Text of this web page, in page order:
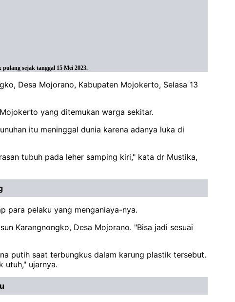
sejak tanggal 15 Mei 2023.
Desa Mojorano, Kabupaten Mojokerto, Selasa 13
yang ditemukan warga sekitar.
itu meninggal dunia karena adanya luka di
tubuh pada leher samping kiri," kata dr Mustika,
para pelaku yang menganiaya-nya.
Karangnongko, Desa Mojorano. "Bisa jadi sesuai
putih saat terbungkus dalam karung plastik tersebut.
utuh," ujarnya.